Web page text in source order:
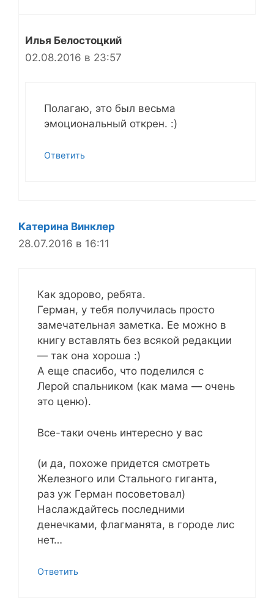
Илья Белостоцкий
02.08.2016 в 23:57
Полагаю, это был весьма
эмоциональный открен. :)
Ответить
Катерина Винклер
28.07.2016 в 16:11
Как здорово, ребята.
Герман, у тебя получилась просто
замечательная заметка. Ее можно в
книгу вставлять без всякой редакции
— так она хороша :)
А еще спасибо, что поделился с
Лерой спальником (как мама — очень
это ценю).
Все-таки очень интересно у вас
(и да, похоже придется смотреть
Железного или Стального гиганта,
раз уж Герман посоветовал)
Наслаждайтесь последними
денечками, флагманята, в городе лис
нет…
Ответить